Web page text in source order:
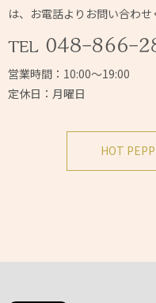
は、 お電話よりお問い合わせ
営業時間：10:00～19:00
定休日：月曜日
HOT